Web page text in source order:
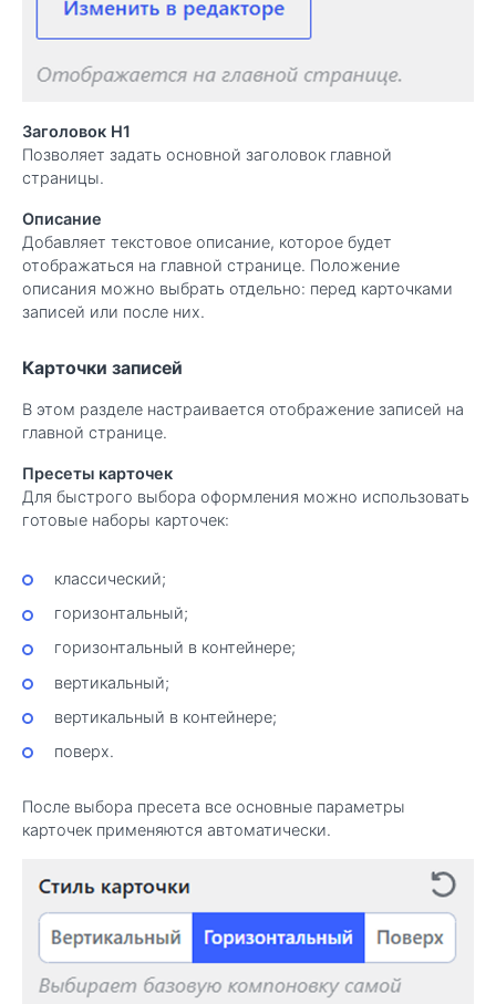
Заголовок H1
Позволяет задать основной заголовок главной
страницы.
Описание
Добавляет текстовое описание, которое будет
отображаться на главной странице. Положение
описания можно выбрать отдельно: перед карточками
записей или после них.
Карточки записей
В этом разделе настраивается отображение записей на
главной странице.
Пресеты карточек
Для быстрого выбора оформления можно использовать
готовые наборы карточек:
классический;
горизонтальный;
горизонтальный в контейнере;
вертикальный;
вертикальный в контейнере;
поверх.
После выбора пресета все основные параметры
карточек применяются автоматически.